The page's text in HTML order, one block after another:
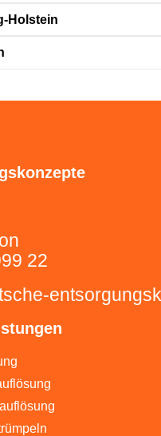
Holstein
22